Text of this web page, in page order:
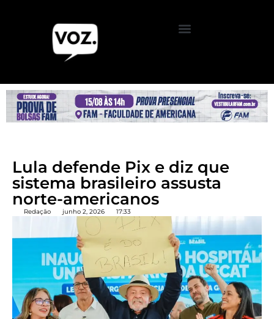
Lula defende Pix e diz que
sistema brasileiro assusta
norte-americanos
Redação junho 2, 2026 17:33